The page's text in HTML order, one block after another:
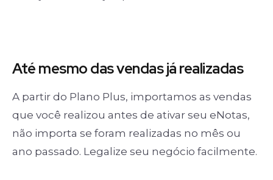
Até mesmo dasvendas já realizadas
A partir do Plano Plus, importamos as vendas
que você realizou antes de ativar seu eNotas,
não importa se foram realizadas no mês ou
ano passado. Legalize seu negócio facilmente.